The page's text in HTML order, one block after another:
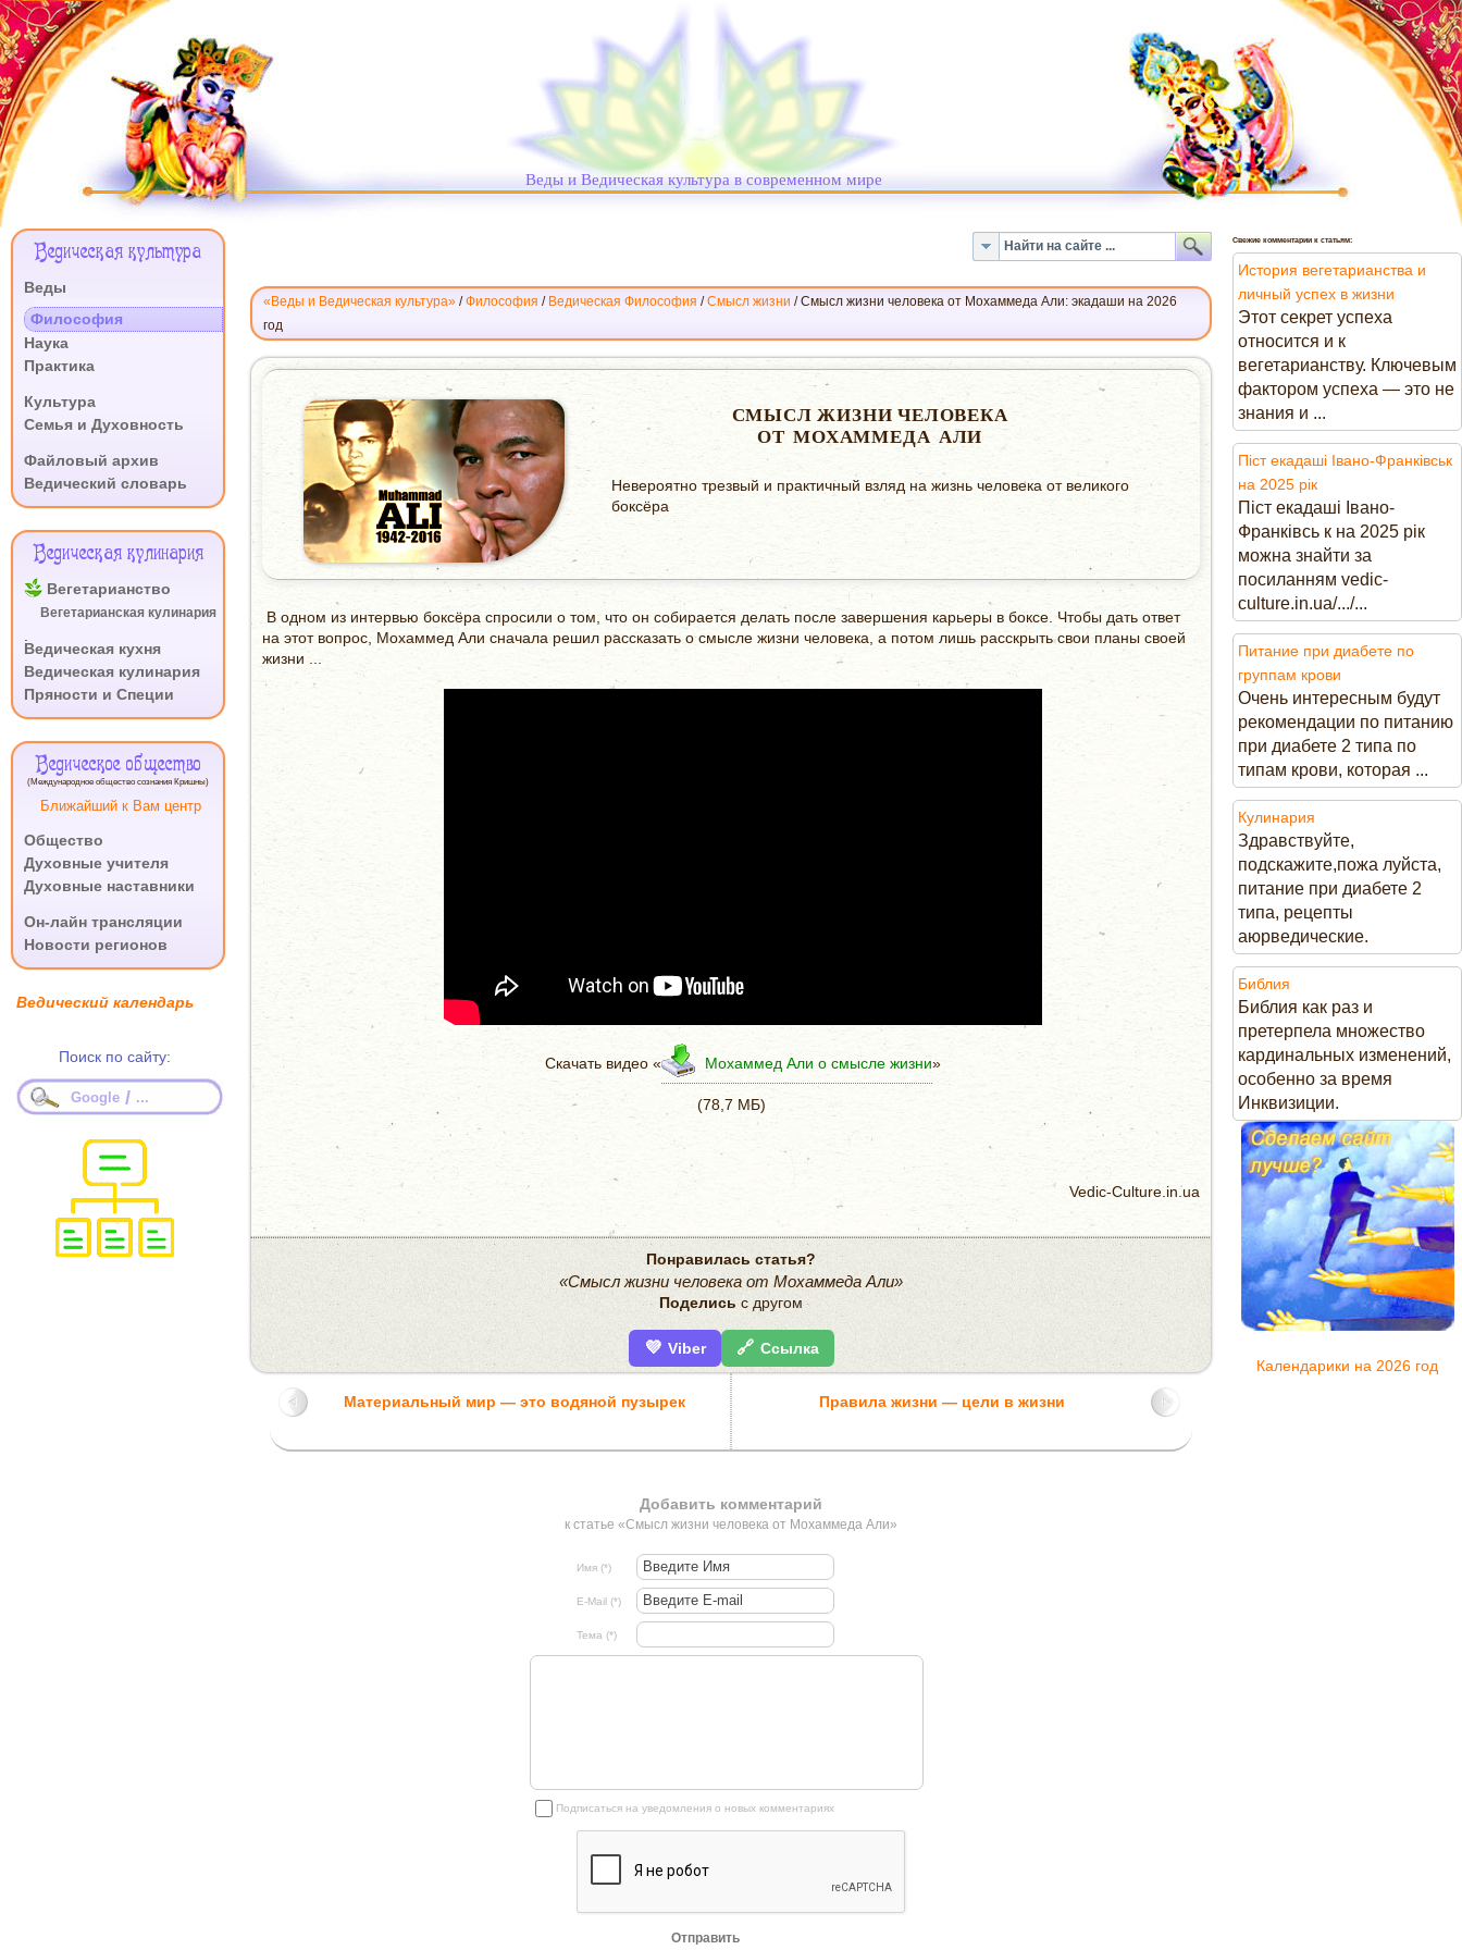
Веды и Ведическая культура в современном мире
«Веды и Ведическая культура» /Философия / Ведическая Философия /Смысл жизни /Смысл жизни человека от Мохаммеда Али: экадаши на 2026
год
СМЫСЛ
ЧЕЛОВЕКА
МОХАММЕДА
АЛИ
СМЫСЛ ЖИЗНИ ЧЕЛОВЕКА
ОТ МОХАММЕДА АЛИ
Невероятно трезвый и практичный взляд на жизнь человека от великого
боксёра
В одном из интервью боксёра спросили о том, что он собирается делать после завершения карьеры в боксе. Чтобы дать ответ
на этот вопрос, Мохаммед Али сначала решил рассказать о смысле жизни человека, а потом лишь расскрыть свои планы своей
жизни ...
Скачать видео « Мохаммед Али о смысле жизни»
(78,7 МБ)
Vedic-Culture.in.ua
Понравилась статья?
«Смысл жизни человека от Мохаммеда Али»
Поделись с другом
💜 Viber 🔗 Ссылка
Материальный мир — это водяной пузырек Правила жизни — цели в жизни
Добавить комментарий
к статье «Смысл жизни человека от Мохаммеда Али»
Имя (*)
E-Mail (*)
Тема (*)
Подписаться на уведомления о новых комментариях
Отправить
Меню
Ведическая культура
Веды
.
Философия
Наука
Практика
Культура
Семья и Духовность
Файловый архив
Ведический словарь
Ведическая кулинария
Вегетарианство
Вегетарианская кулинария
Ведическая кухня
Ведическая кулинария
Пряности и Специи
Ведическое общество
(Международное общество сознания Кришны)
Ближайший к Вам центр
Общество
Духовные учителя
Духовные наставники
Он-лайн трансляции
Новости регионов
Ведический календарь
Поиск по сайту:
Google / ...
Свежие комментарии к статьям:
История вегетарианства и
личный успех в жизни
Этот секрет успеха
относится и к
вегетарианству. Ключевым
фактором успеха — это не
знания и ...
Піст екадаші Івано-Франківськ
на 2025 рік
Піст екадаші Івано-
Франківсь к на 2025 рік
можна знайти за
посиланням vedic-
culture.in.ua/.../...
Питание при диабете по
группам крови
Очень интересным будут
рекомендации по питанию
при диабете 2 типа по
типам крови, которая ...
Кулинария
Здравствуйте,
подскажите,пожа луйста,
питание при диабете 2
типа, рецепты
аюрведические.
Библия
Библия как раз и
претерпела множество
кардинальных изменений,
особенно за время
Инквизиции.
Календарики на 2026 год